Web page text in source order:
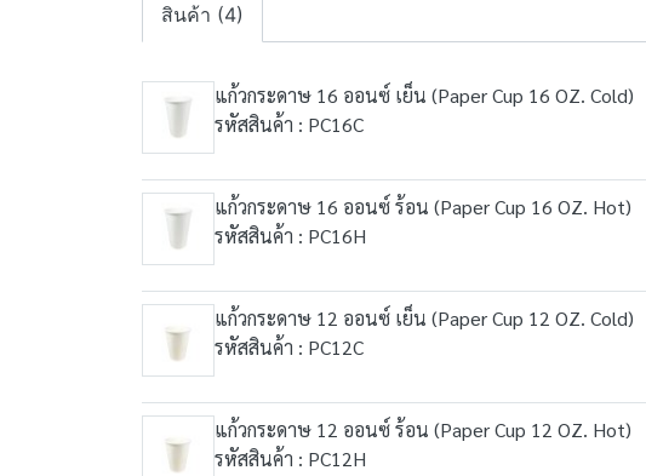
สินค้า (4)
แก้วกระดาษ 16 ออนซ์ เย็น (Paper Cup 16 OZ. Cold)
รหัสสินค้า : PC16C
แก้วกระดาษ 16 ออนซ์ ร้อน (Paper Cup 16 OZ. Hot)
รหัสสินค้า : PC16H
แก้วกระดาษ 12 ออนซ์ เย็น (Paper Cup 12 OZ. Cold)
รหัสสินค้า : PC12C
แก้วกระดาษ 12 ออนซ์ ร้อน (Paper Cup 12 OZ. Hot)
รหัสสินค้า : PC12H